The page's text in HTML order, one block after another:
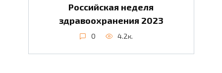
Российская неделя
здравоохранения 2023
0 4.2к.